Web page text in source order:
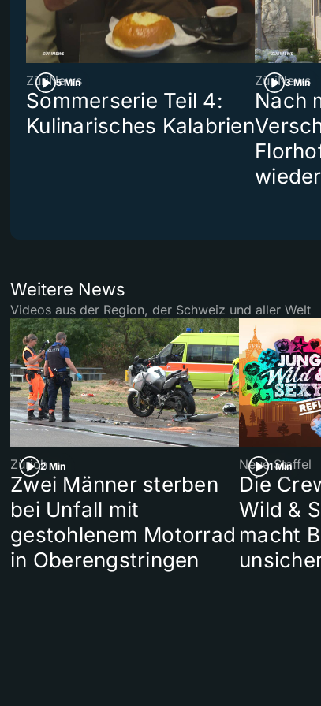
5 Min
ZüriNews
Sommerserie Teil 4:
Kulinarisches Kalabrien
3 Min
ZüriNews
Nach
Weitere News
Videos aus der Region, der Schweiz und aller Welt
2 Min
Zürich
Zwei Männer sterben
bei Unfall mit
gestohlenem Motorrad
in Oberengstringen
1 Min
Neue Staffel
Die
Wild &
macht